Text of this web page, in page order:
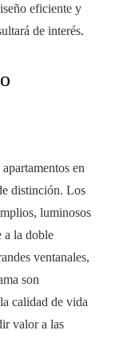
eficiente y
de interés.
en
distinción. Los
luminosos
a la doble
ventanales,
son
calidad de vida
valor a las